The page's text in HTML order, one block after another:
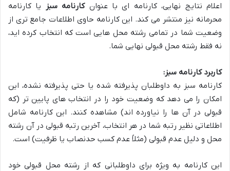
اعلام نتایج نهایی، کارنامه ای با عنوانکارنامه سبز
یا کارنامه
محرمانه نیز منتشر می کند. این کارنامه حاوی اطلاعات جامع تری از
وضعیت شما در تمامی رشته محل هایی است که انتخاب کرده اید،
نه فقط رشته محل قبولی نهایی شما.
کاربرد کارنامه سبز:
کارنامه سبز به داوطلبان پذیرفته شده یا حتی پذیرفته نشده، این
امکان را می دهد که وضعیت خود را در انتخاب های پایین تر (که
قبولی در آن ها را نیاورده اند) مشاهده کنند. این کارنامه شامل
اطلاعاتی نظیر رتبه شما در هر انتخاب، آخرین رتبه قبولی در آن رشته
محل و دلیل عدم قبولی (مثلاً عدم کسب حدنصاب یا ظرفیت) است.
این کارنامه به ویژه برای داوطلبانی که از رشته محل قبولی خود